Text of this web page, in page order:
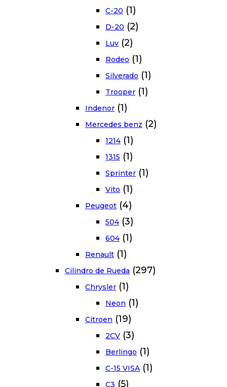
C-20 (1)
D-20 (2)
Luv (2)
Rodeo (1)
Silverado (1)
Trooper (1)
Indenor (1)
Mercedes benz (2)
1214 (1)
1315 (1)
Sprinter (1)
Vito (1)
Peugeot (4)
504 (3)
604 (1)
Renault (1)
Cilindro de Rueda (297)
Chrysler (1)
Neon (1)
Citroen (19)
2CV (3)
Berlingo (1)
C-15 VISA (1)
C3 (5)